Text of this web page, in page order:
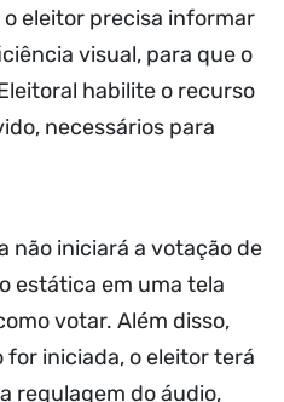
eleitor precisa informar
visual, para que o
habilite o recurso
necessários para
não iniciará a votação de
estática em uma tela
votar. Além disso,
iniciada, o eleitor terá
regulagem do áudio,